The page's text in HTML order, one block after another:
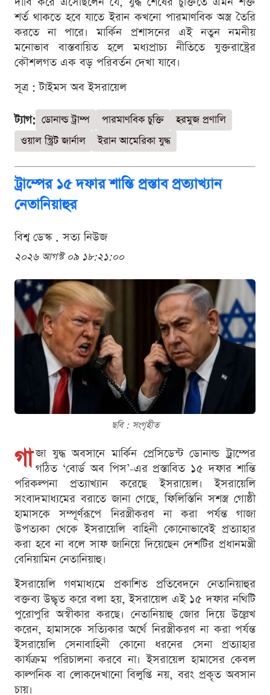
শর্ত থাকতে হবে যাতে ইরান কখনো পারমাণবিক অস্ত্র তৈরি
করতে না পারে। মার্কিন প্রশাসনের এই নতুন নমনীয়
মনোভাব বাস্তবায়িত হলে মধ্যপ্রাচ্য নীতিতে যুক্তরাষ্ট্রের
কৌশলগত এক বড় পরিবর্তন দেখা যাবে।
সূত্র : টাইমস অব ইসরায়েল
ট্যাগ: ডোনাল্ড ট্রাম্প পারমাণবিক চুক্তি
হরমুজ প্রণালি
ওয়াল স্ট্রিট জার্নাল
ইরান আমেরিকা যুদ্ধ
ট্রাম্পের ১৫ দফার শান্তি প্রস্তাব প্রত্যাখ্যান
নেতানিয়াহুর
বিশ্ব ডেস্ক . সত্য নিউজ
২০২৬ আগস্ট ০৯ ১৮:২১:০০
ছবি : সংগৃহীত
গা জা যুদ্ধ অবসানে মার্কিন প্রেসিডেন্ট ডোনাল্ড ট্রাম্পের
গঠিত ‘বোর্ড অব পিস’-এর প্রস্তাবিত ১৫ দফার শান্তি
পরিকল্পনা প্রত্যাখ্যান করেছে ইসরায়েল। ইসরায়েলি
সংবাদমাধ্যমের বরাতে জানা গেছে, ফিলিস্তিনি সশস্ত্র গোষ্ঠী
হামাসকে সম্পূর্ণরূপে নিরস্ত্রীকরণ না করা পর্যন্ত গাজা
উপত্যকা থেকে ইসরায়েলি বাহিনী কোনোভাবেই প্রত্যাহার
করা হবে না বলে সাফ জানিয়ে দিয়েছেন দেশটির প্রধানমন্ত্রী
বেনিয়ামিন নেতানিয়াহু।
ইসরায়েলি গণমাধ্যমে প্রকাশিত প্রতিবেদনে নেতানিয়াহুর
বক্তব্য উদ্ধৃত করে বলা হয়, ইসরায়েল এই ১৫ দফার নথিটি
পুরোপুরি অস্বীকার করছে। নেতানিয়াহু জোর দিয়ে উল্লেখ
করেন, হামাসকে সত্যিকার অর্থে নিরস্ত্রীকরণ না করা পর্যন্ত
ইসরায়েলি সেনাবাহিনী কোনো ধরনের সেনা প্রত্যাহার
কার্যক্রম পরিচালনা করবে না। ইসরায়েল হামাসের কেবল
কাল্পনিক বা লোকদেখানো বিলুপ্তি নয়, বরং প্রকৃত অবসান
চায়।